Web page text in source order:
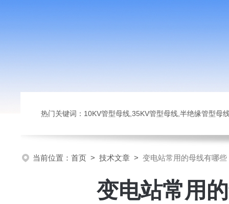
热门关键词：10KV管型母线,35KV管型母线,半绝缘管型母
当前位置： 首页 > 技术文章 > 变电站常用的母线有哪
变电站常用